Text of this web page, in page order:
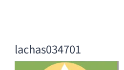
lachas034701